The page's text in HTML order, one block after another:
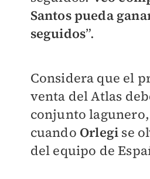
Santos pueda
seguidos”.
Considera que el
venta del Atlas
conjunto
cuando Orlegi se
del equipo de